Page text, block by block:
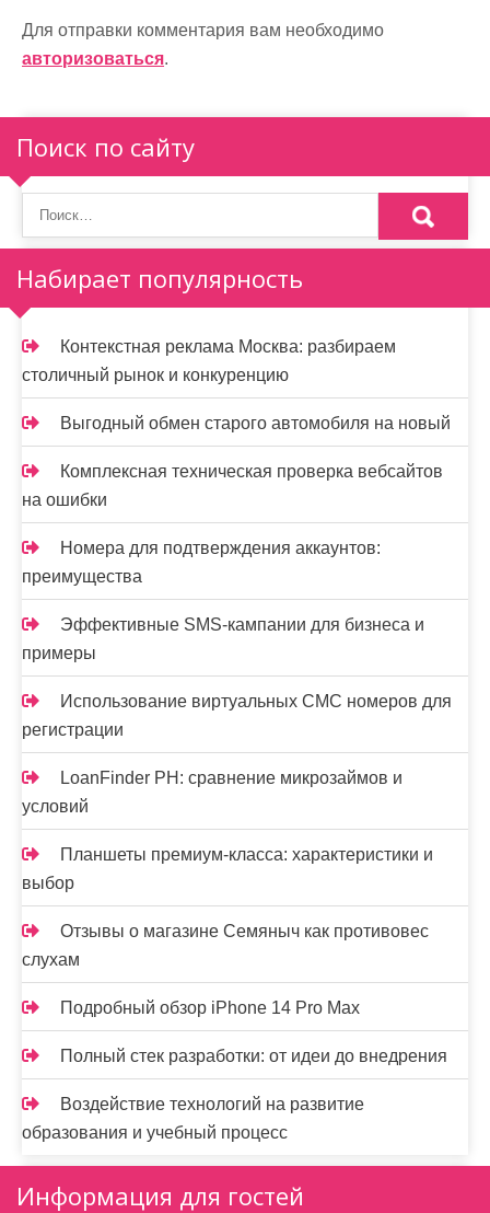
Для отправки комментария вам необходимо
авторизоваться.
Поиск по сайту
Набирает популярность
Контекстная реклама Москва: разбираем
столичный рынок и конкуренцию
Выгодный обмен старого автомобиля на новый
Комплексная техническая проверка вебсайтов
на ошибки
Номера для подтверждения аккаунтов:
преимущества
Эффективные SMS-кампании для бизнеса и
примеры
Использование виртуальных СМС номеров для
регистрации
LoanFinder PH: сравнение микрозаймов и
условий
Планшеты премиум-класса: характеристики и
выбор
Отзывы о магазине Семяныч как противовес
слухам
Подробный обзор iPhone 14 Pro Max
Полный стек разработки: от идеи до внедрения
Воздействие технологий на развитие
образования и учебный процесс
Информация для гостей